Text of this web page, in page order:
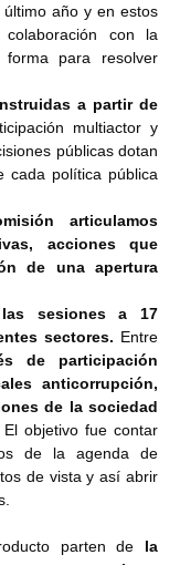
año y en estos
con la
para resolver
a partir de
multiactor y
públicas dotan
cada política pública
articulamos
acciones que
de una apertura
sesiones a 17
sectores. Entre
de participación
anticorrupción,
de la sociedad
El objetivo fue contar
de la agenda de
de vista y así abrir
parten de la